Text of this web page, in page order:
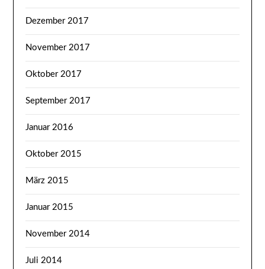
Dezember 2017
November 2017
Oktober 2017
September 2017
Januar 2016
Oktober 2015
März 2015
Januar 2015
November 2014
Juli 2014